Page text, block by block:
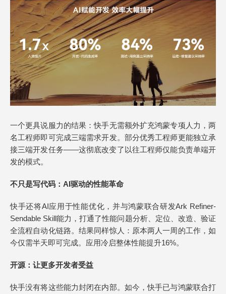
一个更具说服力的结果：快手无需额外扩充鸿蒙专项人力，两
名工程师即可完成三端需求开发。部分优秀工程师更能独立承
接三端开发任务——这彻底改变了以往工程师仅能负责单端开
发的模式。
不只是写代码：AI驱动的性能革命
快手还将AI应用于性能优化，并与鸿蒙联合研发Ark Refiner-
Sendable Skill能力，打通了性能问题分析、定位、改造、验证
全流程自动化链路。结果同样惊人：原本两人一周的工作，如
今仅需半天即可完成。应用冷启整体性能提升16%。
开源：让更多开发者受益
快手没有将这些能力封闭在内部。如今，快手已与鸿蒙联合打